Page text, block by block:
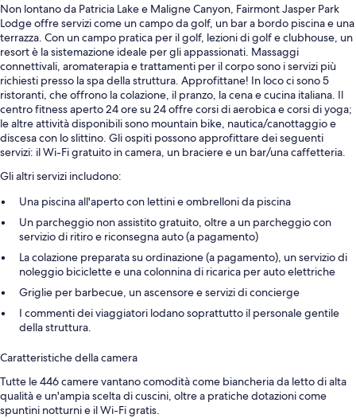
Non lontano da Patricia Lake e Maligne Canyon, Fairmont Jasper Park
Lodge offre servizi come un campo da golf, un bar a bordo piscina e una
terrazza. Con un campo pratica per il golf, lezioni di golf e clubhouse, un
resort è la sistemazione ideale per gli appassionati. Massaggi
connettivali, aromaterapia e trattamenti per il corpo sono i servizi più
richiesti presso la spa della struttura. Approfittane! In loco ci sono 5
ristoranti, che offrono la colazione, il pranzo, la cena e cucina italiana. Il
centro fitness aperto 24 ore su 24 offre corsi di aerobica e corsi di yoga;
le altre attività disponibili sono mountain bike, nautica/canottaggio e
discesa con lo slittino. Gli ospiti possono approfittare dei seguenti
servizi: il Wi-Fi gratuito in camera, un braciere e un bar/una caffetteria.
Gli altri servizi includono:
Una piscina all'aperto con lettini e ombrelloni da piscina
Un parcheggio non assistito gratuito, oltre a un parcheggio con
servizio di ritiro e riconsegna auto (a pagamento)
La colazione preparata su ordinazione (a pagamento), un servizio di
noleggio biciclette e una colonnina di ricarica per auto elettriche
Griglie per barbecue, un ascensore e servizi di concierge
I commenti dei viaggiatori lodano soprattutto il personale gentile
della struttura.
Caratteristiche della camera
Tutte le 446 camere vantano comodità come biancheria da letto di alta
qualità e un'ampia scelta di cuscini, oltre a pratiche dotazioni come
spuntini notturni e il Wi-Fi gratis.